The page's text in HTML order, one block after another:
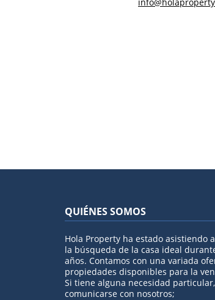
QUIÉNES SOMOS
Hola Property ha estado asistiendo
la búsqueda de la casa ideal
años. Contamos con una variada
propiedades disponibles para la
Si tiene alguna necesidad
comunicarse con nosotros;